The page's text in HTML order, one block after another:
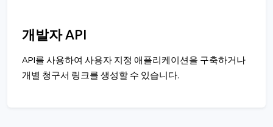
개발자 API
API를 사용하여 사용자 지정 애플리케이션을 구축하거나
개별 청구서 링크를 생성할 수 있습니다.